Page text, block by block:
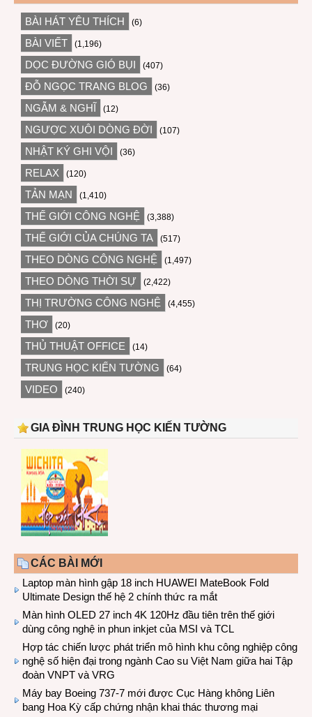
BÀI HÁT YÊU THÍCH (6)
BÀI VIẾT (1,196)
DỌC ĐƯỜNG GIÓ BỤI (407)
ĐỖ NGỌC TRANG BLOG (36)
NGẪM & NGHĨ (12)
NGƯỢC XUÔI DÒNG ĐỜI (107)
NHẬT KÝ GHI VỘI (36)
RELAX (120)
TẢN MẠN (1,410)
THẾ GIỚI CÔNG NGHỆ (3,388)
THẾ GIỚI CỦA CHÚNG TA (517)
THEO DÒNG CÔNG NGHỆ (1,497)
THEO DÒNG THỜI SỰ (2,422)
THỊ TRƯỜNG CÔNG NGHỆ (4,455)
THƠ (20)
THỦ THUẬT OFFICE (14)
TRUNG HỌC KIẾN TƯỜNG (64)
VIDEO (240)
GIA ĐÌNH TRUNG HỌC KIẾN TƯỜNG
CÁC BÀI MỚI
Laptop màn hình gập 18 inch HUAWEI MateBook Fold
Ultimate Design thế hệ 2 chính thức ra mắt
Màn hình OLED 27 inch 4K 120Hz đầu tiên trên thế giới
dùng công nghệ in phun inkjet của MSI và TCL
Hợp tác chiến lược phát triển mô hình khu công nghiệp công
nghệ số hiện đại trong ngành Cao su Việt Nam giữa hai Tập
đoàn VNPT và VRG
Máy bay Boeing 737-7 mới được Cục Hàng không Liên
bang Hoa Kỳ cấp chứng nhận khai thác thương mại